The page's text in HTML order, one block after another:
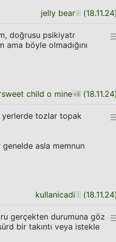
jelly bear (18.11.24
doğrusu psikiyatr
böyle olmadığını
sweet child o mine (18.11.24
yerlerde tozlar topak
asla memnun
kullanicadi (18.11.24
gerçekten durumuna göz
bir takıntı veya istekle